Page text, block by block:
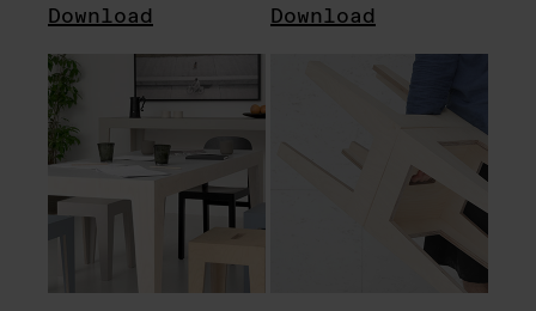
Download Download